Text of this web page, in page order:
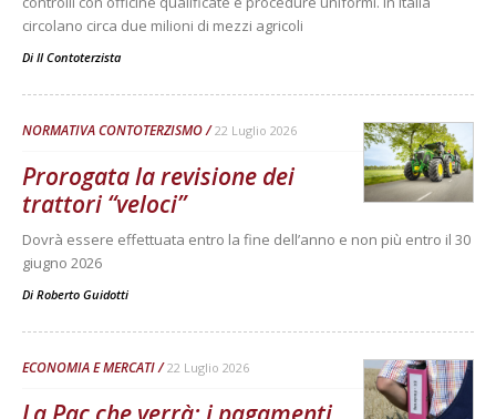
circolano circa due milioni di mezzi agricoli
Di Il Contoterzista
NORMATIVA CONTOTERZISMO 22 Luglio 2026
Prorogata la revisione dei
trattori “veloci”
Dovrà essere effettuata entro la fine dell’anno e non più entro il 30
giugno 2026
Di Roberto Guidotti
ECONOMIA E MERCATI 22 Luglio 2026